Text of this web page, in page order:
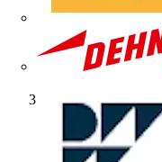
Fabricante